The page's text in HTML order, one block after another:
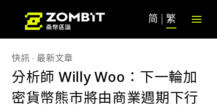
简 繁
快訊 最新文章
分析師 Willy Woo：下一輪加
密貨幣熊市將由商業週期下行